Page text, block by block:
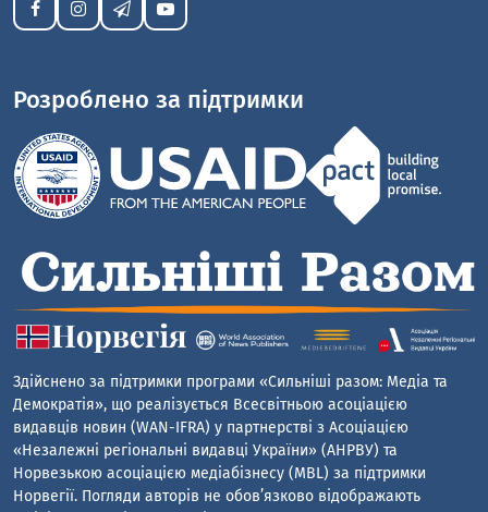
Розроблено за підтримки
Здійснено за підтримки програми «Сильніші разом: Медіа та
Демократія», що реалізується Всесвітньою асоціацією
видавців новин (WAN-IFRA) у партнерстві з Асоціацією
«Незалежні регіональні видавці України» (АНРВУ) та
Норвезькою асоціацією медіабізнесу (MBL) за підтримки
Норвегії. Погляди авторів не обов’язково відображають